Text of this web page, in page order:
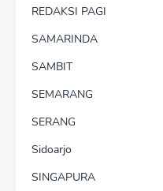
REDAKSI PAGI
SAMARINDA
SAMBIT
SEMARANG
SERANG
Sidoarjo
SINGAPURA